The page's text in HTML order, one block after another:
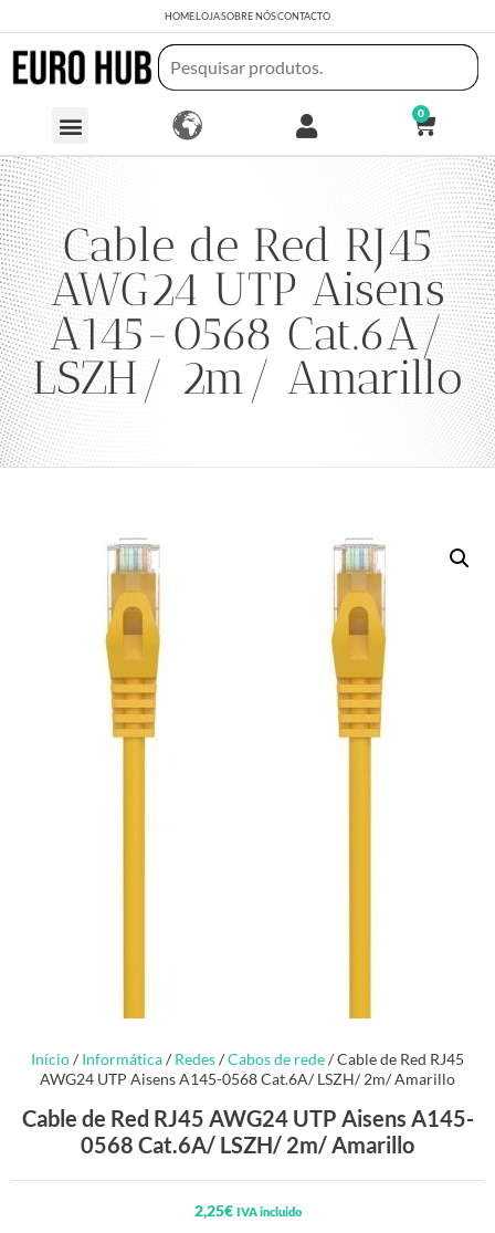
HOMELOJASOBRE NÓSCONTACTO
0
Cable de Red RJ45
AWG24 UTP Aisens
A145-0568 Cat.6A/
LSZH/ 2m/ Amarillo
Início/ Informática/ Redes/Cabos de rede/ Cable de Red RJ45
AWG24 UTP Aisens A145-0568 Cat.6A/ LSZH/ 2m/ Amarillo
Cable de Red RJ45 AWG24 UTP Aisens A145-
0568 Cat.6A/ LSZH/ 2m/ Amarillo
2,25€ IVA incluido